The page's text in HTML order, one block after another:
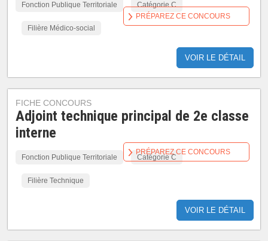
Fonction Publique Territoriale Catégorie C
Filière Médico-social
VOIR LE DÉTAIL
PRÉPAREZ CE CONCOURS
FICHE CONCOURS
Adjoint technique principal de 2e classe
interne
Fonction Publique Territoriale Catégorie C
Filière Technique
VOIR LE DÉTAIL
PRÉPAREZ CE CONCOURS